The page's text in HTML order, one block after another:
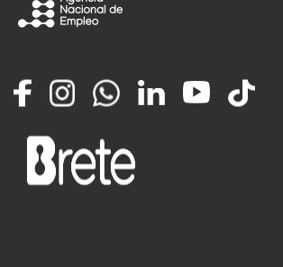
FacebookInstagramWhatsappLinkedInYouTube
TikTok